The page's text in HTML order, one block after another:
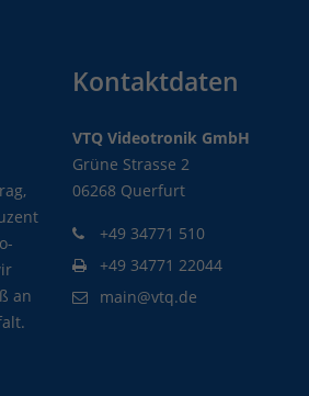
an
Kontaktdaten
VTQ Videotronik GmbH
Grüne Strasse 2
06268 Querfurt
+49 34771 510
+49 34771 22044
main@vtq.de